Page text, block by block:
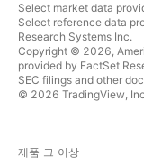
Select market data
Select reference data
Research Systems Inc.
Copyright © 2026,
provided by FactSet
SEC filings and other
© 2026 TradingView,
제품 그 이상